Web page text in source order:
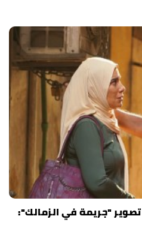
"جريمة في الزمالك":